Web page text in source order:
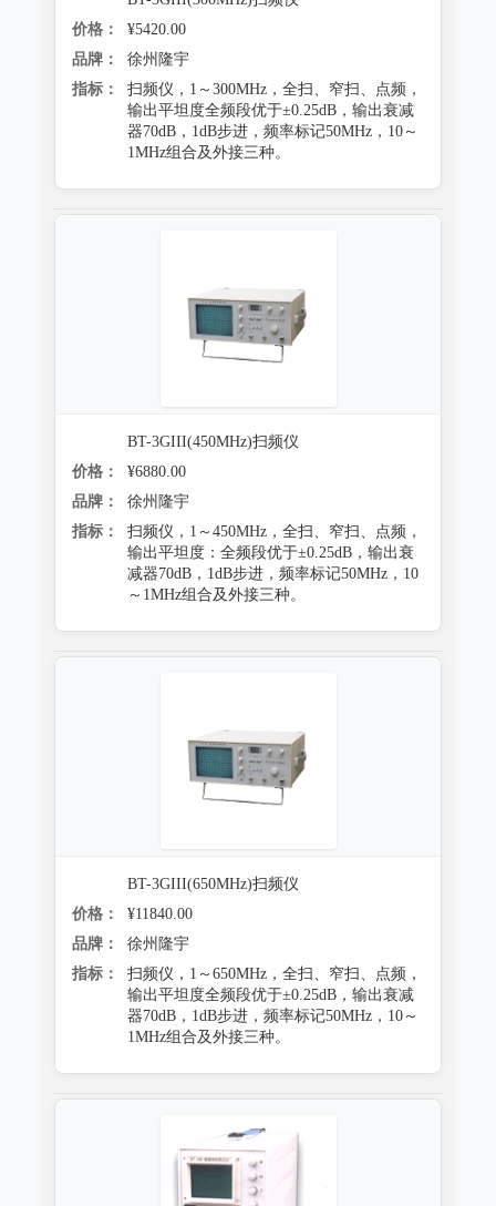
价格：
¥5420.00
品牌：
徐州隆宇
指标：
扫频仪，1～300MHz，全扫、窄扫、点频，
输出平坦度全频段优于±0.25dB，输出衰减
器70dB，1dB步进，频率标记50MHz，10～
1MHz组合及外接三种。
BT-3GIII(450MHz)扫频仪
价格：
¥6880.00
品牌：
徐州隆宇
指标：
扫频仪，1～450MHz，全扫、窄扫、点频，
输出平坦度：全频段优于±0.25dB，输出衰
减器70dB，1dB步进，频率标记50MHz，10
～1MHz组合及外接三种。
BT-3GIII(650MHz)扫频仪
价格：
¥11840.00
品牌：
徐州隆宇
指标：
扫频仪，1～650MHz，全扫、窄扫、点频，
输出平坦度全频段优于±0.25dB，输出衰减
器70dB，1dB步进，频率标记50MHz，10～
1MHz组合及外接三种。